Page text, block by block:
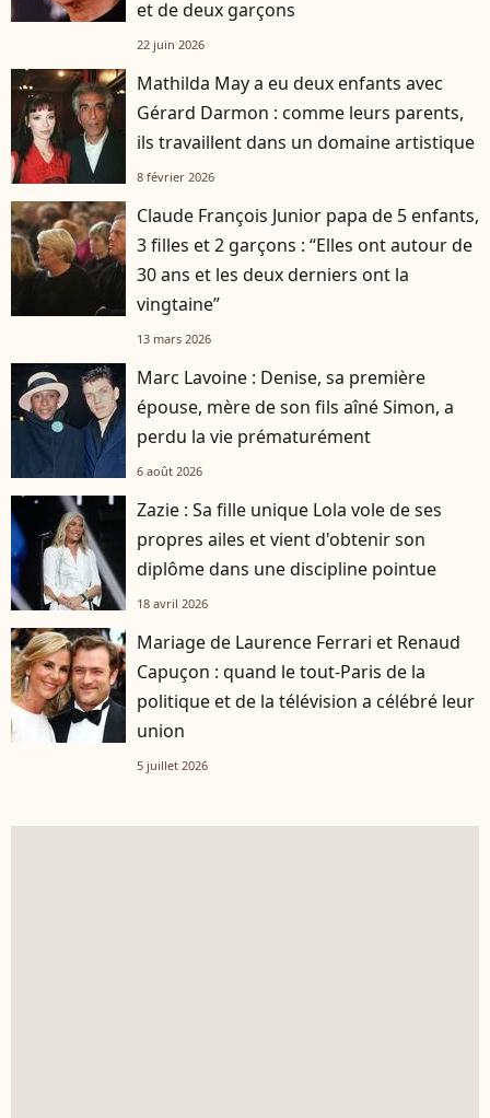
et de deux garçons
22 juin 2026
Mathilda May a eu deux enfants avec
Gérard Darmon : comme leurs parents,
ils travaillent dans un domaine artistique
8 février 2026
Claude François Junior papa de 5 enfants,
3 filles et 2 garçons : “Elles ont autour de
30 ans et les deux derniers ont la
vingtaine”
13 mars 2026
Marc Lavoine : Denise, sa première
épouse, mère de son fils aîné Simon, a
perdu la vie prématurément
6 août 2026
Zazie : Sa fille unique Lola vole de ses
propres ailes et vient d'obtenir son
diplôme dans une discipline pointue
18 avril 2026
Mariage de Laurence Ferrari et Renaud
Capuçon : quand le tout-Paris de la
politique et de la télévision a célébré leur
union
5 juillet 2026